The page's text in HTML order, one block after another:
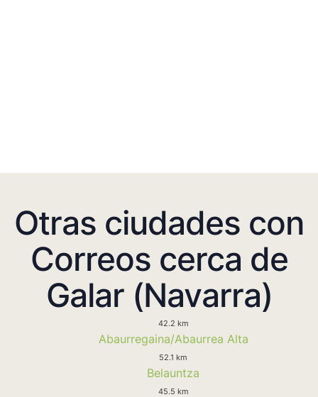
Otras ciudades con
Correos cerca de
Galar (Navarra)
42.2 km
Abaurregaina/Abaurrea Alta
52.1 km
Belauntza
45.5 km